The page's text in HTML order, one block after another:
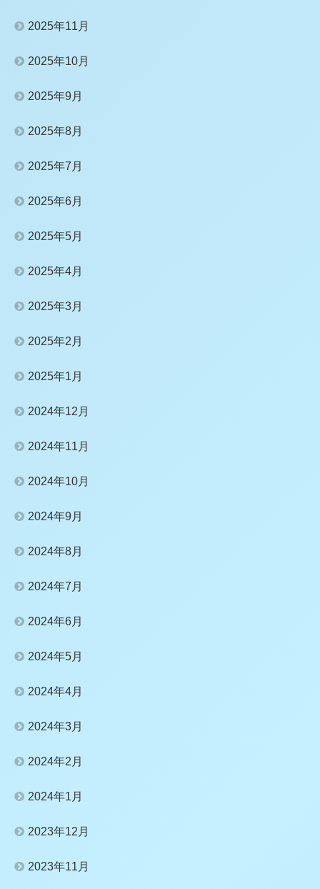
2025年11月
2025年10月
2025年9月
2025年8月
2025年7月
2025年6月
2025年5月
2025年4月
2025年3月
2025年2月
2025年1月
2024年12月
2024年11月
2024年10月
2024年9月
2024年8月
2024年7月
2024年6月
2024年5月
2024年4月
2024年3月
2024年2月
2024年1月
2023年12月
2023年11月